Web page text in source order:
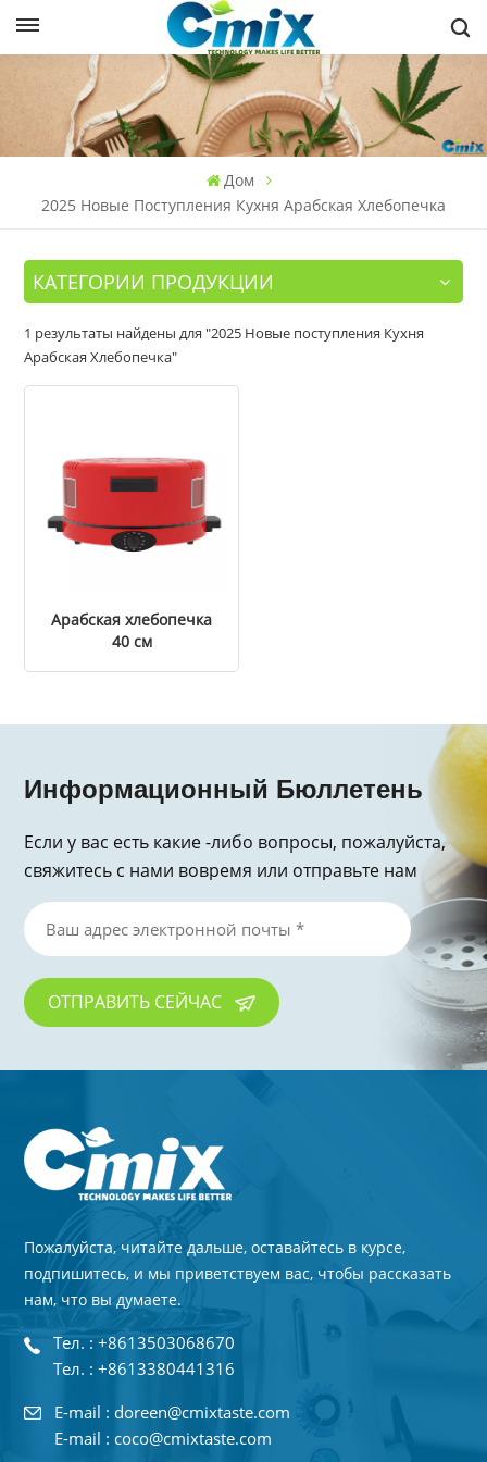
Дом
2025 Новые Поступления Кухня Арабская Хлебопечка
КАТЕГОРИИ ПРОДУКЦИИ
1 результаты найдены для "2025 Новые поступления Кухня
Арабская Хлебопечка"
Арабская хлебопечка
40 см
Информационный Бюллетень
Если у вас есть какие -либо вопросы, пожалуйста,
свяжитесь с нами вовремя или отправьте нам
электронное письмо, спасибо за запрос!
ОТПРАВИТЬ СЕЙЧАС
Пожалуйста, читайте дальше, оставайтесь в курсе,
подпишитесь, и мы приветствуем вас, чтобы рассказать
нам, что вы думаете.
Тел. : +8613503068670
Тел. : +8613380441316
E-mail : doreen@cmixtaste.com
E-mail : coco@cmixtaste.com